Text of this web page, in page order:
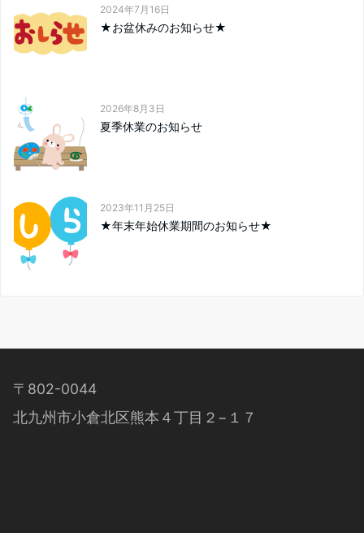
2024年7月16日
★お盆休みのお知らせ★
2026年8月3日
夏季休業のお知らせ
2023年11月25日
★年末年始休業期間のお知らせ★
〒802-0044
北九州市小倉北区熊本４丁目２−１７